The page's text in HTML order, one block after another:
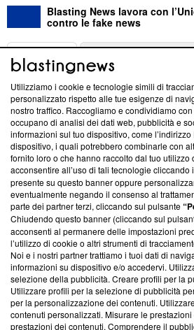
Blasting News lavora con
contro le fake news
ABOUT
Questa sezione offre informazioni
News, sui nostri processi editoriali e
creare news di qualità. Inoltre, afferma
‘Trust Project - News with Integrity’
ancora membro del programma, ma
parte; Trust Project non ha ancora
conformità agli standard.
Su di noi
Team editoriale
Corporate
Redazione
Informativa Privacy
Utilizziamo i cookie e tecnologie simili di
personalizzato rispetto alle tue esigenze di
nostro traffico. Raccogliamo e condividiamo
occupano di analisi dei dati web, pubblicità e
informazioni sul tuo dispositivo, come
dispositivo, i quali potrebbero combinarle con
fornito loro o che hanno raccolto dal tuo utilizzo
acconsentire all’uso di tali tecnologie cliccando
presente su questo banner oppure
eventualmente negando il consenso al
parte dei partner terzi, cliccando sul pulsante
Chiudendo questo banner (cliccando sul
acconsenti al permanere delle impostazioni
l’utilizzo di cookie o altri strumenti di
Noi e i nostri partner trattiamo i tuoi dati di
informazioni su dispositivo e/o accedervi.
selezione della pubblicità. Creare profili per la
Utilizzare profili per la selezione di pubblicità
per la personalizzazione dei contenuti.
contenuti personalizzati. Misurare le
prestazioni dei contenuti. Comprendere il